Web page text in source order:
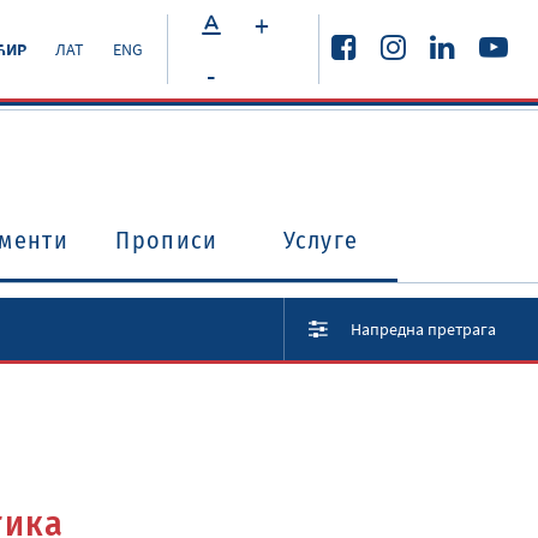
ЛАТ ENG
+
-
Прописи Услуге
Напредна претрага